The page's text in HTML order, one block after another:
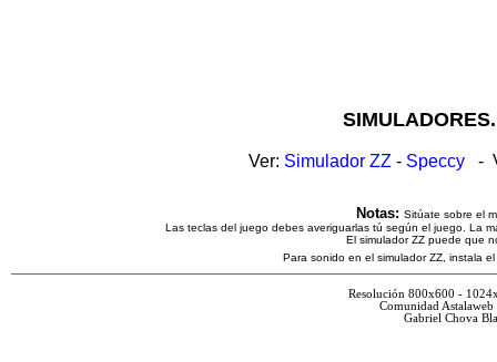
Ver: Simulador ZZ - Speccy -
Notas: Sitúate sobre el
Las teclas del juego debes averiguarlas tú según el juego. La
El simulador ZZ puede que
Para sonido en el simulador ZZ, instala
Resolución 800x600 -
Comunidad
Gabriel Chova